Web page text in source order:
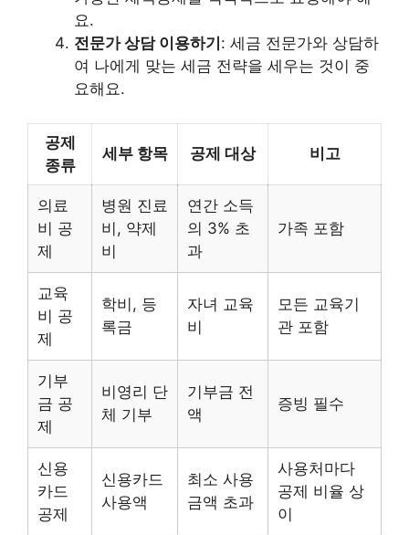
요.
전문가 상담 이용하기: 세금 전문가와 상담하
여 나에게 맞는 세금 전략을 세우는 것이 중
요해요.
공제
종류
세부 항목 공제 대상 비고
의료
비 공
제
병원 진료
비, 약제
비
연간 소득
의 3% 초
과
가족 포함
교육
비 공
제
학비, 등
록금
자녀 교육
비
모든 교육기
관 포함
기부
금 공
제
비영리 단
체 기부
기부금 전
액
증빙 필수
신용
카드
공제
신용카드
사용액
최소 사용
금액 초과
사용처마다
공제 비율 상
이